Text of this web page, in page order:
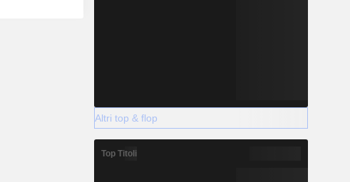
Altri top & flop
Top Titoli